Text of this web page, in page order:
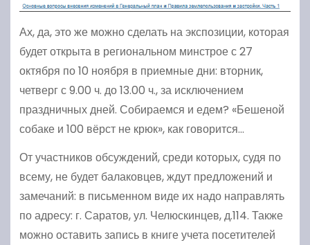
Ах, да, это же можно сделать на экспозиции, которая
будет открыта в региональном минстрое с 27
октября по 10 ноября в приемные дни: вторник,
четверг с 9.00 ч. до 13.00 ч., за исключением
праздничных дней. Собираемся и едем? «Бешеной
собаке и 100 вёрст не крюк», как говорится…
От участников обсуждений, среди которых, судя по
всему, не будет балаковцев, ждут предложений и
замечаний: в письменном виде их надо направлять
по адресу: г. Саратов, ул. Челюскинцев, д.114. Также
можно оставить запись в книге учета посетителей